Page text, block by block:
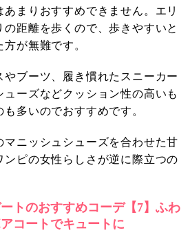
まりおすすめできません。エリ
距離を歩くので、歩きやすいと
が無難です。
やブーツ、履き慣れたスニーカー
ーズなどクッション性の高いも
多いのでおすすめです。
マニッシュシューズを合わせた甘
ンピの女性らしさが逆に際立つの
トのおすすめコーデ【7】ふわ
コートでキュートに